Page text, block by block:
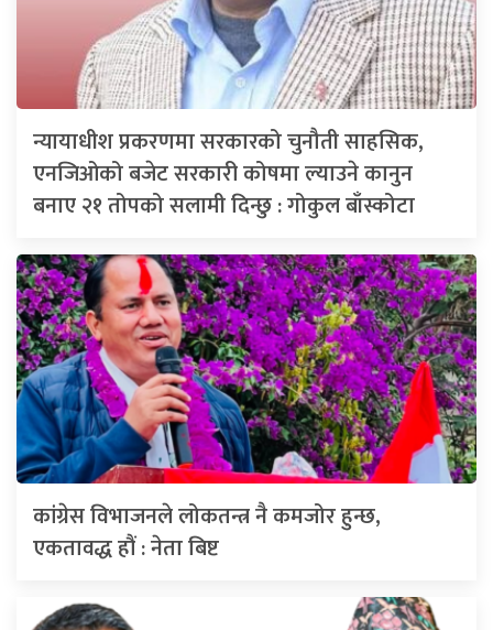
न्यायाधीश प्रकरणमा सरकारको चुनौती साहसिक,
एनजिओको बजेट सरकारी कोषमा ल्याउने कानुन
बनाए २१ तोपको सलामी दिन्छु : गोकुल बाँस्कोटा
कांग्रेस विभाजनले लोकतन्त्र नै कमजोर हुन्छ,
एकतावद्ध हौं : नेता बिष्ट